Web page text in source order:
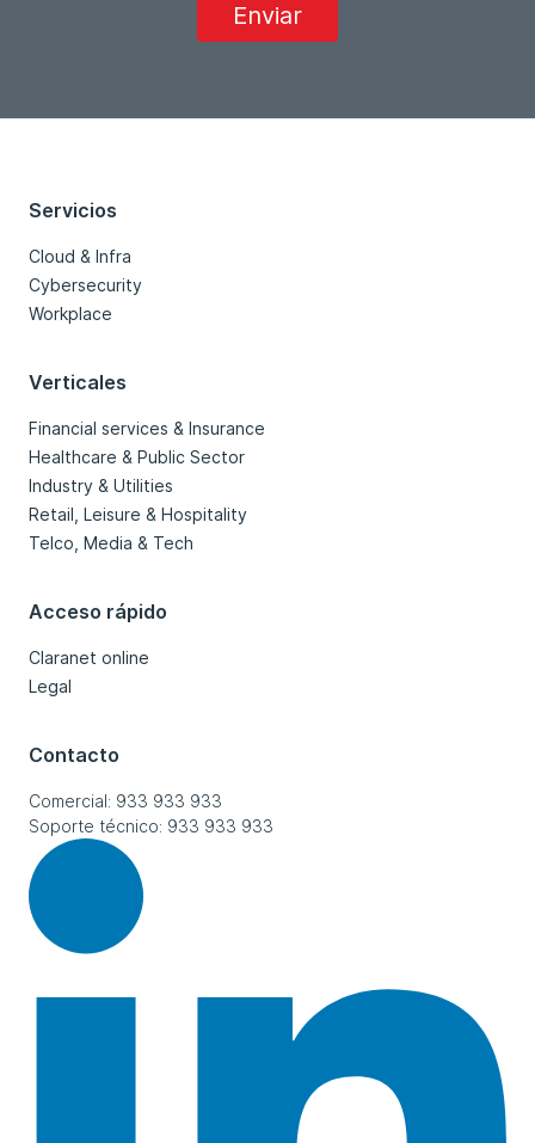
Servicios
Cloud & Infra
Cybersecurity
Workplace
Verticales
Financial services & Insurance
Healthcare & Public Sector
Industry & Utilities
Retail, Leisure & Hospitality
Telco, Media & Tech
Acceso rápido
Claranet online
Legal
Contacto
Comercial: 933 933 933
Soporte técnico: 933 933 933